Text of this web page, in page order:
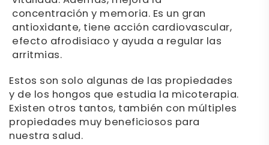
concentración y memoria. Es un gran
antioxidante, tiene acción cardiovascular,
efecto afrodisiaco y ayuda a regular las
arritmias.
Estos son solo algunas de las propiedades
y de los hongos que estudia la micoterapia.
Existen otros tantos, también con múltiples
propiedades muy beneficiosos para
nuestra salud.